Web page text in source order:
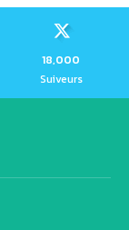
18,000
Suiveurs